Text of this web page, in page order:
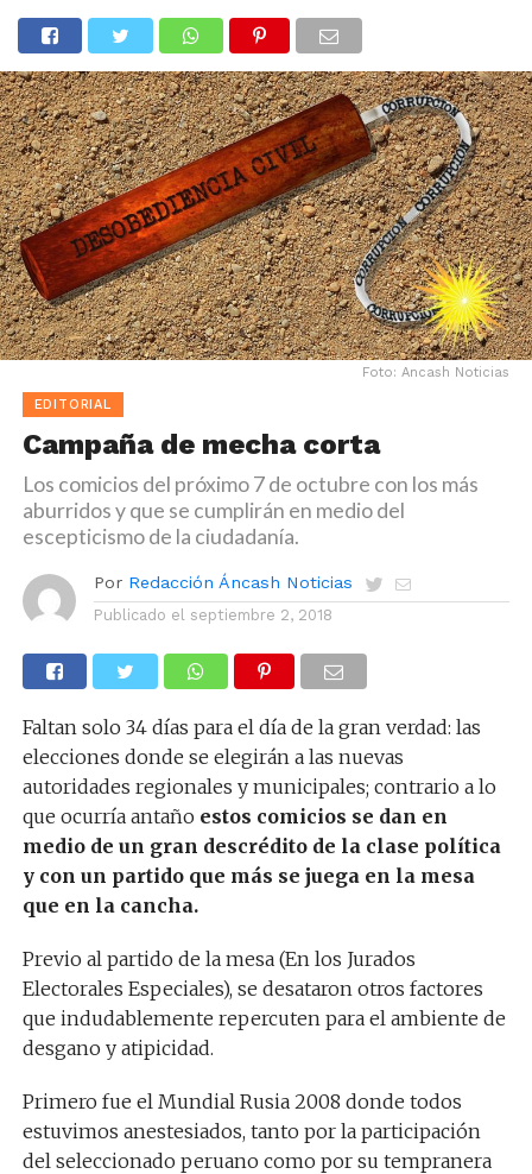
Foto: Ancash Noticias
EDITORIAL
Campaña de mecha corta
Los comicios del próximo 7 de octubre con los más
aburridos y que se cumplirán en medio del
escepticismo de la ciudadanía.
Por Redacción Áncash Noticias
Publicado el septiembre 2, 2018
Faltan solo 34 días para el día de la gran verdad: las
elecciones donde se elegirán a las nuevas
autoridades regionales y municipales; contrario a lo
que ocurría antaño estos comicios se dan en
medio de un gran descrédito de la clase política
y con un partido que más se juega en la mesa
que en la cancha.
Previo al partido de la mesa (En los Jurados
Electorales Especiales), se desataron otros factores
que indudablemente repercuten para el ambiente de
desgano y atipicidad.
Primero fue el Mundial Rusia 2008 donde todos
estuvimos anestesiados, tanto por la participación
del seleccionado peruano como por su tempranera